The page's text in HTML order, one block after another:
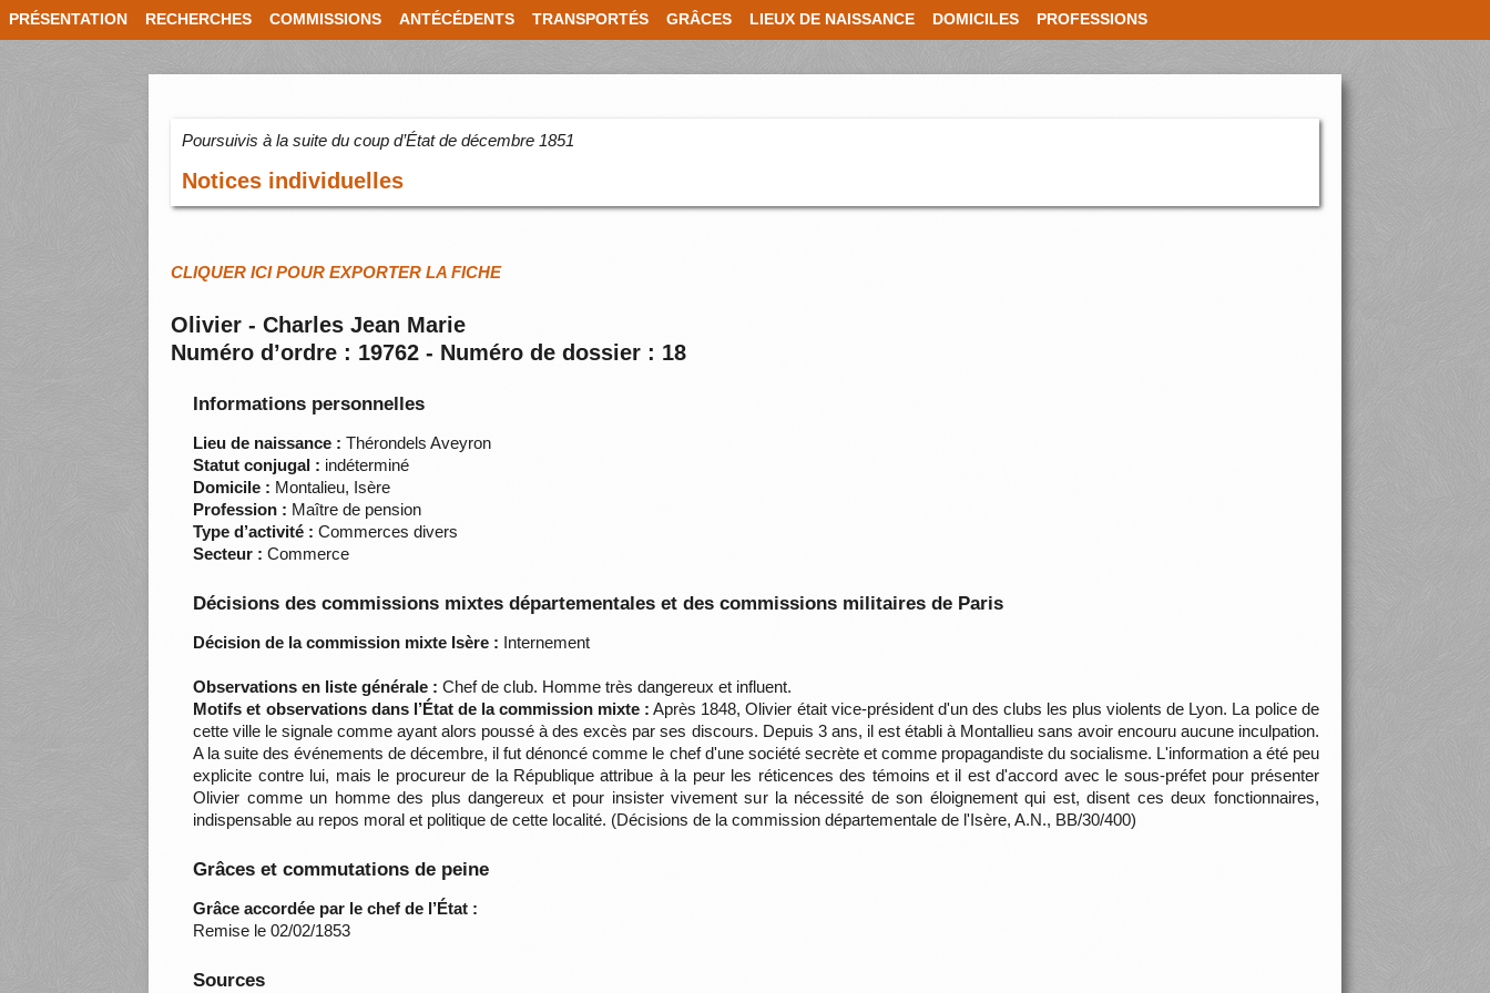
PRÉSENTATION RECHERCHES COMMISSIONS ANTÉCÉDENTS TRANSPORTÉS GRÂCES LIEUX DE NAISSANCE DOMICILES PROFESSIONS
Poursuivis à la suite du coup d’État de décembre 1851
Notices individuelles
CLIQUER ICI POUR EXPORTER LA FICHE
Olivier - Charles Jean Marie
Numéro d’ordre : 19762 - Numéro de dossier : 18
Informations personnelles
Lieu de naissance : Thérondels Aveyron
Statut conjugal : indéterminé
Domicile : Montalieu, Isère
Profession : Maître de pension
Type d’activité : Commerces divers
Secteur : Commerce
Décisions des commissions mixtes départementales et des commissions militaires de Paris
Décision de la commission mixte Isère : Internement
Observations en liste générale : Chef de club. Homme très dangereux et influent.
Motifs et observations dans l’État de la commission mixte : Après 1848, Olivier était vice-président d'un des clubs les plus violents de Lyon. La police de
cette ville le signale comme ayant alors poussé à des excès par ses discours. Depuis 3 ans, il est établi à Montallieu sans avoir encouru aucune inculpation.
A la suite des événements de décembre, il fut dénoncé comme le chef d'une société secrète et comme propagandiste du socialisme. L'information a été peu
explicite contre lui, mais le procureur de la République attribue à la peur les réticences des témoins et il est d'accord avec le sous-préfet pour présenter
Olivier comme un homme des plus dangereux et pour insister vivement sur la nécessité de son éloignement qui est, disent ces deux fonctionnaires,
indispensable au repos moral et politique de cette localité. (Décisions de la commission départementale de l'Isère, A.N., BB/30/400)
Grâces et commutations de peine
Grâce accordée par le chef de l’État :
Remise le 02/02/1853
Sources